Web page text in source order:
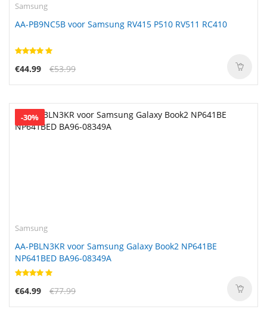
Samsung
AA-PB9NC5B voor Samsung RV415 P510 RV511 RC410
€44.99 €53.99
-30%
Samsung
AA-PBLN3KR voor Samsung Galaxy Book2 NP641BE
NP641BED BA96-08349A
€64.99 €77.99